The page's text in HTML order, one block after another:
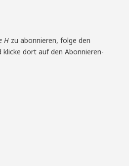
H zu abonnieren, folge den
klicke dort auf den Abonnieren-